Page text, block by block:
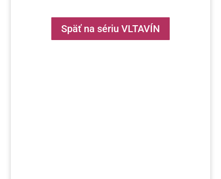
Späť na sériu VLTAVÍN